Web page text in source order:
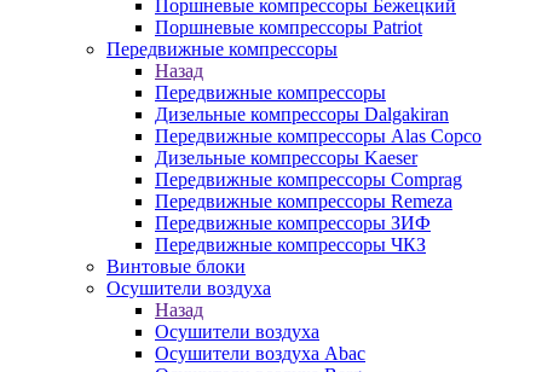
Поршневые компрессоры Бежецкий
Поршневые компрессоры Patriot
Передвижные компрессоры
Назад
Передвижные компрессоры
Дизельные компрессоры Dalgakiran
Передвижные компрессоры Alas Copco
Дизельные компрессоры Kaeser
Передвижные компрессоры Comprag
Передвижные компрессоры Remeza
Передвижные компрессоры ЗИФ
Передвижные компрессоры ЧКЗ
Винтовые блоки
Осушители воздуха
Назад
Осушители воздуха
Осушители воздуха Abac